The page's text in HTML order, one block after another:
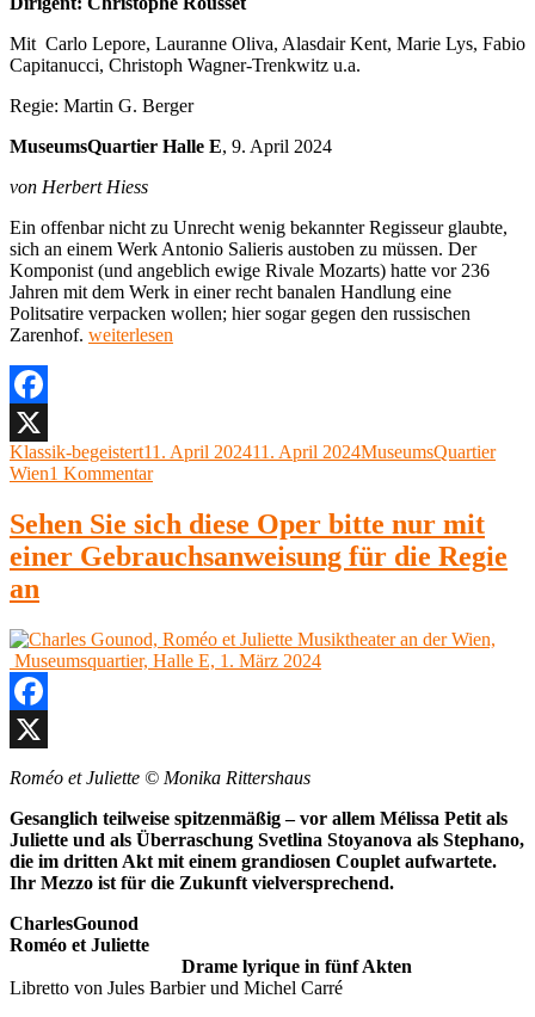
Mit Carlo Lepore, Lauranne Oliva, Alasdair Kent, Marie Lys, Fabio
Capitanucci, Christoph Wagner-Trenkwitz u.a.
Regie: Martin G. Berger
MuseumsQuartier Halle E, 9. April 2024
von Herbert Hiess
Ein offenbar nicht zu Unrecht wenig bekannter Regisseur glaubte,
sich an einem Werk Antonio Salieris austoben zu müssen. Der
Komponist (und angeblich ewige Rivale Mozarts) hatte vor 236
Jahren mit dem Werk in einer recht banalen Handlung eine
Politsatire verpacken wollen; hier sogar gegen den russischen
Zarenhof. „Antonio
MuseumsQuartier
Halle
E,
April
2024“
weiterlesen
Facebook
X
Autor
Klassik-begeistertVeröffentlicht
am
11. April 202411. April 2024Kategorien
MuseumsQuartier
Wien1 Kommentarzu
Salieri,
Kublai
Khan
E,
9.
Sehen Sie sich diese Oper bitte nur mit
einer Gebrauchsanweisung für die Regie
an
Facebook
X
Roméo et Juliette © Monika Rittershaus
Gesanglich teilweise spitzenmäßig – vor allem Mélissa Petit als
Juliette und als Überraschung Svetlina Stoyanova als Stephano,
die im dritten Akt mit einem grandiosen Couplet aufwartete.
Ihr Mezzo ist für die Zukunft vielversprechend.
CharlesGounod
Roméo et Juliette
Drame lyrique in fünf Akten
Libretto von Jules Barbier und Michel Carré